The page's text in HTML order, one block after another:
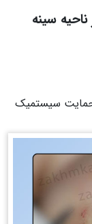
سینه
حمایت سیستمیک